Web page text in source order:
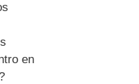
en